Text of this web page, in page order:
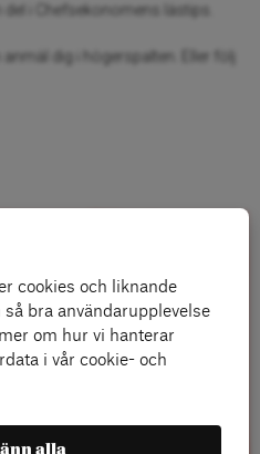
i Chefsekonomens lästips.
dig i högerspalten. Eller följ
cookies och liknande
bra användarupplevelse
om hur vi hanterar
i vår cookie- och
alla